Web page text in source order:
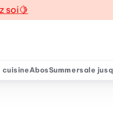
soi🍋
cuisineAbosSummersale